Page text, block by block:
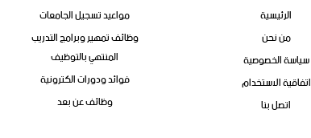
الرئيسية
من نحن
سياسة الخصوصية
اتفاقية الاستخدام
اتصل بنا
مواعيد تسجيل الجامعات
وظائف تمهير وبرامج التدريب
المنتهي بالتوظيف
فوائد ودورات الكترونية
وظائف عن بعد